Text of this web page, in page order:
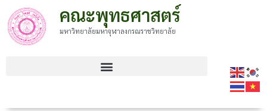
คณะพุทธศาสตร์
มหาวิทยาลัยมหาจุฬาลงกรณราชวิทยาลัย